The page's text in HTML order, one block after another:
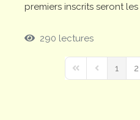
premiers inscrits seront les
290 lectures
First PagePrevious
1 2